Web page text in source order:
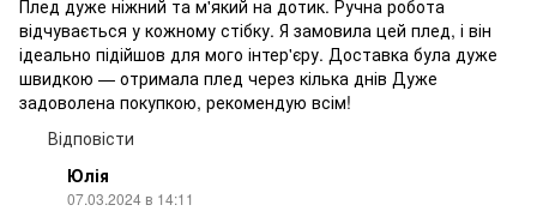
Плед дуже ніжний та м'який на дотик. Ручна робота
відчувається у кожному стібку. Я замовила цей плед, і він
ідеально підійшов для мого інтер'єру. Доставка була дуже
швидкою — отримала плед через кілька днів Дуже
задоволена покупкою, рекомендую всім!
Відповісти
Юлія
07.03.2024 в 14:11